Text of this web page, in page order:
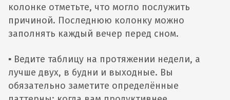
колонке отметьте, что могло послужить
причиной. Последнюю колонку можно
заполнять каждый вечер перед сном.
▪️ Ведите таблицу на протяжении недели, а
лучше двух, в будни и выходные. Вы
обязательно заметите определённые